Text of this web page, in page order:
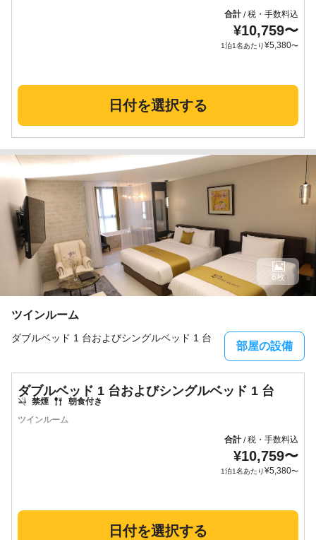
合計/税・手数料込
¥10,759〜
1泊1名あたり¥5,380〜
日付を選択する
ツインルーム
ダブルベッド 1 台およびシングルベッド 1 台
部屋の設備
6枚
ツインルーム
禁煙 朝食付き
ダブルベッド 1 台およびシングルベッド 1 台
合計/税・手数料込
¥10,759〜
1泊1名あたり¥5,380〜
日付を選択する